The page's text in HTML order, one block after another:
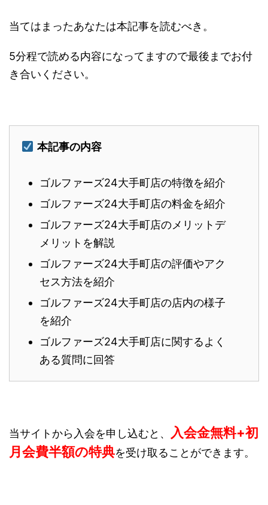
当てはまったあなたは本記事を読むべき。
5分程で読める内容になってますので最後までお付
き合いください。
本記事の内容
ゴルファーズ24大手町店の特徴を紹介
ゴルファーズ24大手町店の料金を紹介
ゴルファーズ24大手町店のメリットデ
メリットを解説
ゴルファーズ24大手町店の評価やアク
セス方法を紹介
ゴルファーズ24大手町店の店内の様子
を紹介
ゴルファーズ24大手町店に関するよく
ある質問に回答
当サイトから入会を申し込むと、
入会金無料+初
月会費半額の特典を受け取ることができます。